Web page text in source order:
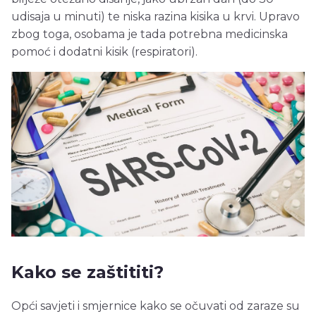
udisaja u minuti) te niska razina kisika u krvi. Upravo
zbog toga, osobama je tada potrebna medicinska
pomoć i dodatni kisik (respiratori).
Kako se zaštititi?
Opći savjeti i smjernice kako se očuvati od zaraze su